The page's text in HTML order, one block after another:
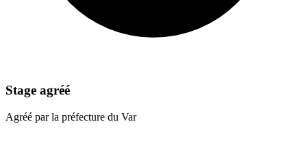
Stage agréé
Agréé par la préfecture du Var